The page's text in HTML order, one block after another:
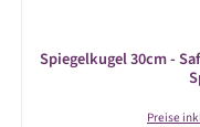
Spiegelkugel 30cm -
Preise